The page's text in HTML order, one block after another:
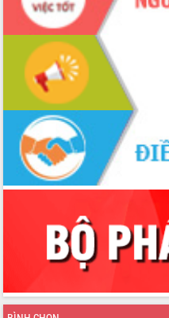
Tập huấn ứng dụng trí tuệ nhân tạo (AI)
trong thương mại điện tử năm 2026
Đoàn đại biểu Quốc hội tỉnh Đắk Lắk
trao đổi thông tin trước Kỳ họp thứ
nhất, Quốc hội khóa XVI
Quyết liệt cải cách hành chính, khơi
thông nguồn lực phát triển
Nâng cao hiệu lực, hiệu quả HĐND
tỉnh thông qua hiện đại hóa hành chính
Xã Ea Phê gắn cải cách hành chính với
chuyển đổi số
Phó Chủ tịch Thường trực UBND tỉnh
Hồ Thị Nguyên Thảo làm việc tại Trung
tâm Phục vụ hành chính công xã Ea
Xây dựng nền hành chính số đồng
Giai đoạn 2026-2030, Đắk Lắk phấn